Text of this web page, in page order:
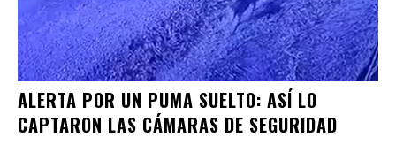
ALERTA POR UN PUMA SUELTO: ASÍ LO
CAPTARON LAS CÁMARAS DE SEGURIDAD